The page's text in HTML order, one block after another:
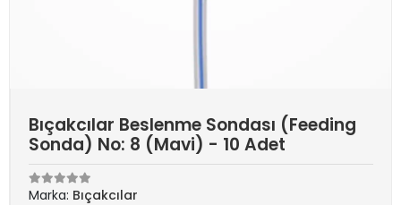
Bıçakcılar Beslenme Sondası (Feeding
Sonda) No: 8 (Mavi) - 10 Adet
Marka: Bıçakcılar